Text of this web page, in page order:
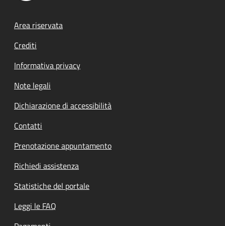
Footer menu
Area riservata
Crediti
Informativa privacy
Note legali
Dichiarazione di accessibilità
Contatti
Prenotazione appuntamento
Richiedi assistenza
Statistiche del portale
Leggi le FAQ